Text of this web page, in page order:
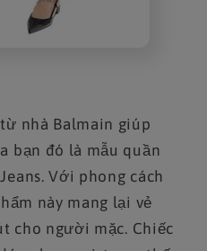
nhà Balmain giúp
bạn đó là mẫu quần
Với phong cách
này mang lại vẻ
cho người mặc. Chiếc